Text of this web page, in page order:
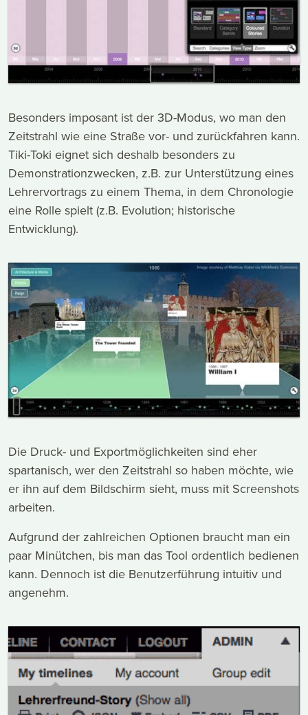
Besonders imposant ist der 3D-Modus, wo man den
Zeitstrahl wie eine Straße vor- und zurückfahren kann.
Tiki-Toki eignet sich deshalb besonders zu
Demonstrationzwecken, z.B. zur Unterstützung eines
Lehrervortrags zu einem Thema, in dem Chronologie
eine Rolle spielt (z.B. Evolution; historische
Entwicklung).
Die Druck- und Exportmöglichkeiten sind eher
spartanisch, wer den Zeitstrahl so haben möchte, wie
er ihn auf dem Bildschirm sieht, muss mit Screenshots
arbeiten.
Aufgrund der zahlreichen Optionen braucht man ein
paar Minütchen, bis man das Tool ordentlich bedienen
kann. Dennoch ist die Benutzerführung intuitiv und
angenehm.